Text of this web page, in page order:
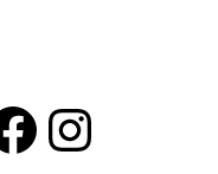
Instagram